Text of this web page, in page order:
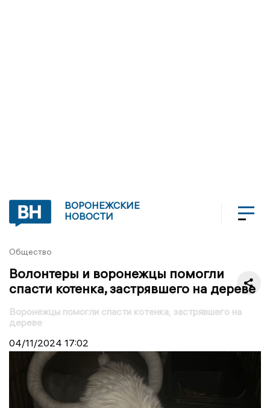
ВОРОНЕЖСКИЕ
НОВОСТИ
Общество
Волонтеры и воронежцы помогли
спасти котенка, застрявшего на дереве
Воронежцы помогли спасти котенка, застрявшего на
дереве
04/11/2024 17:02